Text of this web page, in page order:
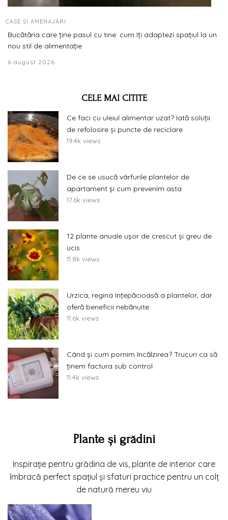
CASE ȘI AMENAJĂRI
Bucătăria care ține pasul cu tine: cum îți adaptezi spațiul la un
nou stil de alimentație
6 august 2026
CELE MAI CITITE
Ce faci cu uleiul alimentar uzat? Iată soluții
de refolosire și puncte de reciclare
19.4k views
De ce se usucă vârfurile plantelor de
apartament și cum prevenim asta
17.6k views
12 plante anuale ușor de crescut și greu de
ucis
11.8k views
Urzica, regina înțepăcioasă a plantelor, dar
oferă beneficii nebănuite
11.6k views
Când și cum pornim încălzirea? Trucuri ca să
ținem factura sub control
11.4k views
Plante și grădini
Inspirație pentru grădina de vis, plante de interior care
îmbracă perfect spațiul și sfaturi practice pentru un colț
de natură mereu viu